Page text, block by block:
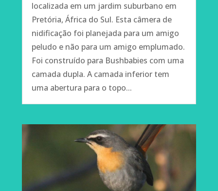
localizada em um jardim suburbano em
Pretória, África do Sul. Esta câmera de
nidificação foi planejada para um amigo
peludo e não para um amigo emplumado.
Foi construído para Bushbabies com uma
camada dupla. A camada inferior tem
uma abertura para o topo...